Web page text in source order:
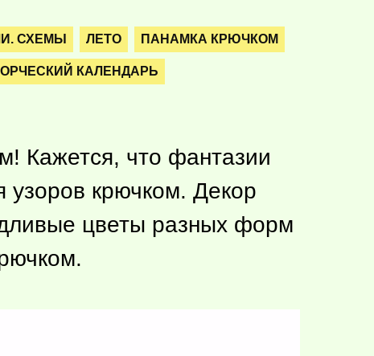
СХЕМЫ ЛЕТО ПАНАМКА КРЮЧКОМ
КАЛЕНДАРЬ
Кажется, что фантазии
узоров крючком. Декор
цветы разных форм